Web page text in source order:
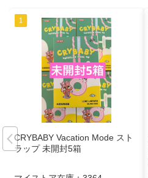
CRYBABY Vacation Mode スト
ラップ 未開封5箱